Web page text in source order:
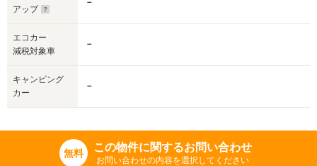
アップ
－
エコカー
減税対象車
－
キャンピング
カー
－
無料 この物件に関するお問い合わせ
お問い合わせの内容を選択してください